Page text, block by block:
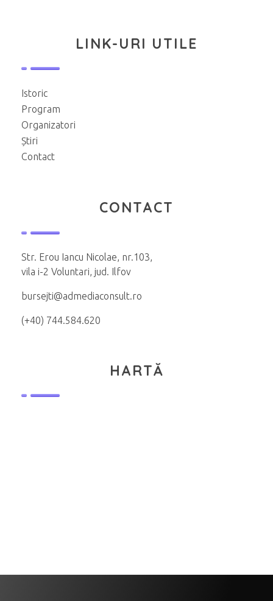
LINK-URI UTILE
Istoric
Program
Organizatori
Știri
Contact
CONTACT
Str. Erou Iancu Nicolae, nr.103,
vila i-2 Voluntari, jud. Ilfov
bursejti@admediaconsult.ro
(+40) 744.584.620
HARTĂ